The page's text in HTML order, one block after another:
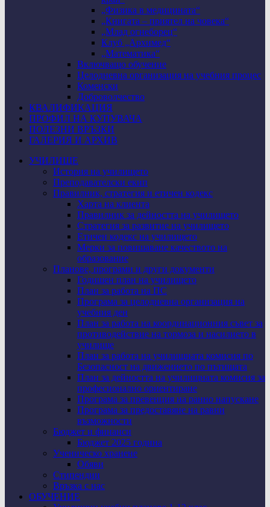
„Физика в медицината“
„Книгата – приятел на човека“
„Млад огнеборец“
Клуб „Архимед“
„Математика“
Включващо обучение
Целодневна организация на учебния процес
Коменски
Доброволчество
КВАЛИФИКАЦИЯ
ПРОФИЛ НА КУПУВАЧА
ПОЛЕЗНИ ВРЪЗКИ
ГАЛЕРИЯ И АРХИВ
УЧИЛИЩЕ
История на училището
Преподавателски екип
Правилник, стратегия и етичен кодекс
Харта на клиента
Правилник за дейността на училището
Стратегия за развитие на училището
Етичен кодекс на училището
Мерки за повишаване качеството на
образование
Планове, програми и други документи
Годишен план на училището
План за работа на ПС
Програма за целодневна организация на
учебния ден
План за работа на координационния съвет за
противодействие на тормоза и насилието в
училище
План за работа на училищната комисия по
Безопасност на движението по пътищата
План за дейността на училищната комисия за
професионално ориентиране
Програма за превенция на ранно напускане
Програма за предоставяне на равни
възможности
Бюджет и финанси
Бюджет 2025 година
Ученическо хранене
Обяви
Стипендии
Връзка с нас
ОБУЧЕНИЕ